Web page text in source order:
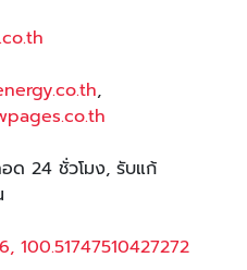
,
ด 24 ชั่วโมง, รับแก้
100.51747510427272